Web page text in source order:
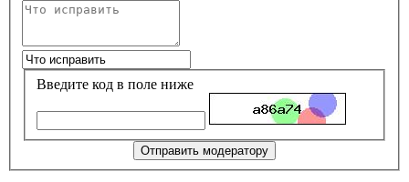
Введите код в поле ниже
Отправить модератору